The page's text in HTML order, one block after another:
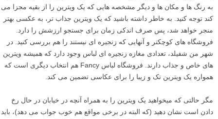
به رنگ ها و مکان ها و دیگر مشخصه هایی که یک ویترین را از بقیه مجزا می
کند توجه کنید. به خاطر داشته باشید که یک ویترین جذاب تر، به عکسی بهتر
منجر خواهد شد، پس صرف اندکی زمان برای جستجو ارزشش را دارد.
فروشگاه های کوچکتر و آنهایی که زنجیره ای نیستند را هم بررسی کنید. در
شهر من شفیلد، تعدادی مغازه زنجیره ای لباس وجود دارد که همیشه ویترین
های خاص و جذاب دارند. فروشگاه لباس Fancy هم انتخاب دیگری است که
همواره یک ویترین تک و زیبا را برای عکاسی تضمین می کند.
مگر حالتی که میخواهید یک ویترین را به همراه آنچه در خیابان در حال رخ
دادن است نشان دهید (که البته در برخی مواقع هم خوب جواب می دهد)، باید